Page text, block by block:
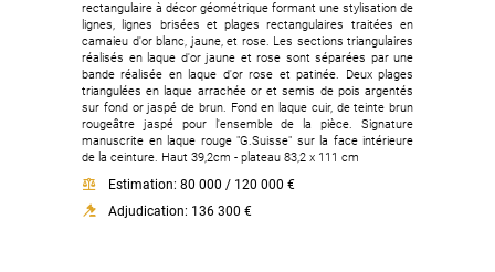
rectangulaire à décor géométrique formant une stylisation de
lignes, lignes brisées et plages rectangulaires traitées en
camaieu d'or blanc, jaune, et rose. Les sections triangulaires
réalisés en laque d'or jaune et rose sont séparées par une
bande réalisée en laque d'or rose et patinée. Deux plages
triangulées en laque arrachée or et semis de pois argentés
sur fond or jaspé de brun. Fond en laque cuir, de teinte brun
rougeâtre jaspé pour l'ensemble de la pièce. Signature
manuscrite en laque rouge "G.Suisse" sur la face intérieure
de la ceinture. Haut 39,2cm - plateau 83,2 x 111 cm
Estimation: 80 000 / 120 000 €
Adjudication: 136 300 €